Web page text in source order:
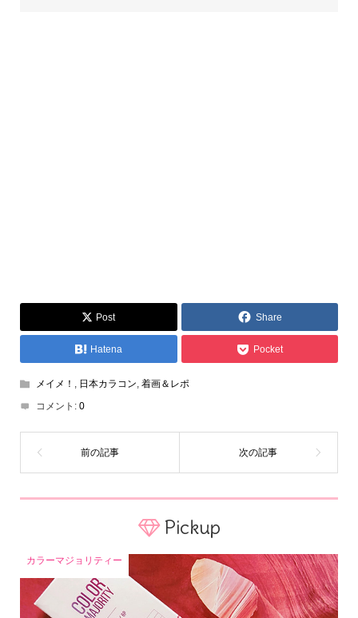
Post Share
Hatena Pocket
メイメ！ , 日本カラコン, 着画＆レポ
コメント: 0
Pickup
カラーマジョリティー